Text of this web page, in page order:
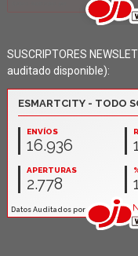
SUSCRIPTORES
auditado disponible):